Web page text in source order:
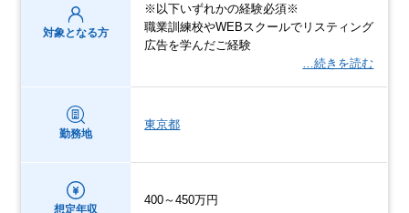
対象となる方
※以下いずれかの経験必須※
職業訓練校やWEBスクールでリスティング
広告を学んだご経験
…続きを読む
勤務地
東京都
想定年収
400～450万円